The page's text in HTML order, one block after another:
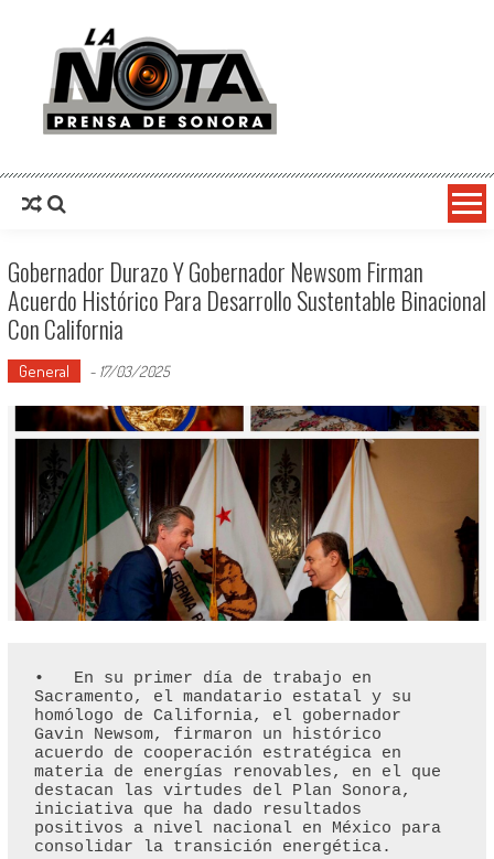
La Nota Prensa De Sonora
Gobernador Durazo Y Gobernador Newsom Firman
Acuerdo Histórico Para Desarrollo Sustentable Binacional
Con California
General - 17/03/2025
•   En su primer día de trabajo en
Sacramento, el mandatario estatal y su
homólogo de California, el gobernador
Gavin Newsom, firmaron un histórico
acuerdo de cooperación estratégica en
materia de energías renovables, en el que
destacan las virtudes del Plan Sonora,
iniciativa que ha dado resultados
positivos a nivel nacional en México para
consolidar la transición energética.